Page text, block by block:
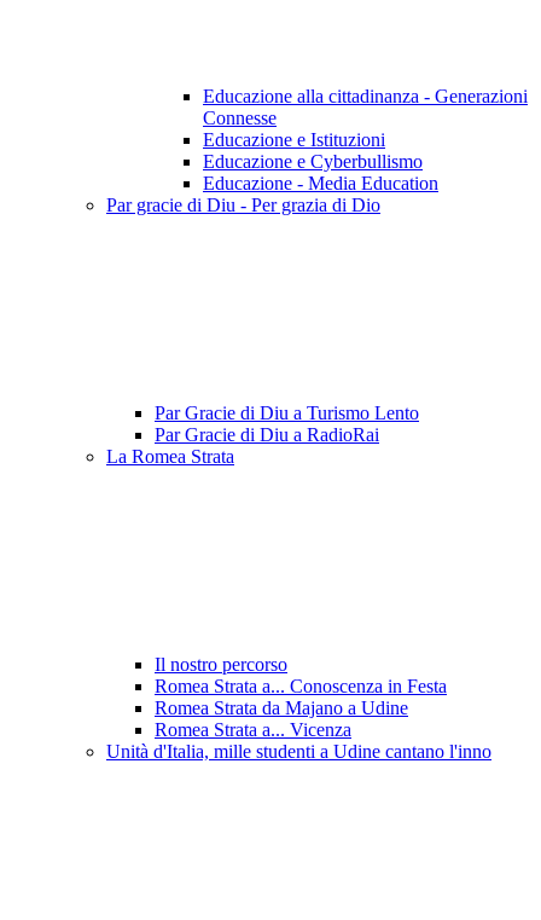
Educazione alla cittadinanza - Generazioni
Connesse
Educazione e Istituzioni
Educazione e Cyberbullismo
Educazione - Media Education
Par gracie di Diu - Per grazia di Dio
Par Gracie di Diu a Turismo Lento
Par Gracie di Diu a RadioRai
La Romea Strata
Il nostro percorso
Romea Strata a... Conoscenza in Festa
Romea Strata da Majano a Udine
Romea Strata a... Vicenza
Unità d'Italia, mille studenti a Udine cantano l'inno